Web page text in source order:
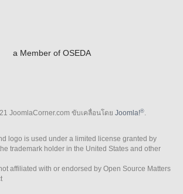
a Member of OSEDA
JoomlaCorner.com ขับเคลื่อนโดย Joomla!®.
logo is used under a limited license granted by
trademark holder in the United States and other
affiliated with or endorsed by Open Source Matters